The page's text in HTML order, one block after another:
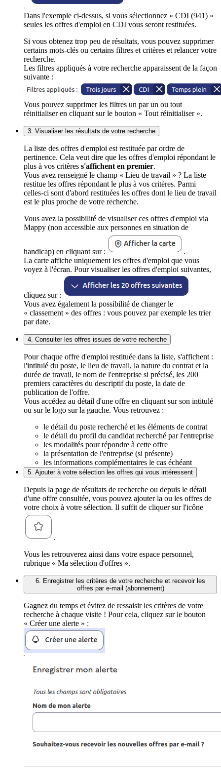
Dans l'exemple ci-dessus, si vous sélectionnez « CDI (941) »
seules les offres d'emploi en CDI vous seront restituées.
Si vous obtenez trop peu de résultats, vous pouvez supprimer
certains mots-clés ou certains filtres et critères et relancer votre
recherche.
Les filtres appliqués à votre recherche apparaissent de la façon
suivante :
Vous pouvez supprimer les filtres un par un ou tout
réinitialiser en cliquant sur le bouton « Tout réinitialiser ».
3. Visualiser les résultats de votre recherche
La liste des offres d'emploi est restituée par ordre de
pertinence. Cela veut dire que les offres d'emploi répondant le
plus à vos critères s'affichent en premier.
Vous avez renseigné le champ « Lieu de travail » ? La liste
restitue les offres répondant le plus à vos critères. Parmi
celles-ci sont d'abord restituées les offres dont le lieu de travail
est le plus proche de votre recherche.
Vous avez la possibilité de visualiser ces offres d'emploi via
Mappy (non accessible aux personnes en situation de
handicap) en cliquant sur :
.
La carte affiche uniquement les offres d'emploi que vous
voyez à l'écran. Pour visualiser les offres d'emploi suivantes,
cliquez sur :
Vous avez également la possibilité de changer le
« classement » des offres : vous pouvez par exemple les trier
par date.
4. Consulter les offres issues de votre recherche
Pour chaque offre d'emploi restituée dans la liste, s'affichent :
l'intitulé du poste, le lieu de travail, la nature du contrat et la
durée de travail, le nom de l'entreprise si précisé, les 200
premiers caractères du descriptif du poste, la date de
publication de l'offre.
Vous accédez au détail d'une offre en cliquant sur son intitulé
ou sur le logo sur la gauche. Vous retrouvez :
le détail du poste recherché et les éléments de contrat
le détail du profil du candidat recherché par l'entreprise
les modalités pour répondre à cette offre
la présentation de l'entreprise (si présente)
les informations complémentaires le cas échéant
5. Ajouter à votre sélection les offres qui vous intéressent
Depuis la page de résultats de recherche ou depuis le détail
d'une offre consultée, vous pouvez ajouter la ou les offres de
votre choix à votre sélection. Il suffit de cliquer sur l'icône
.
Vous les retrouverez ainsi dans votre espace personnel,
rubrique « Ma sélection d'offres ».
6. Enregistrer les critères de votre recherche et recevoir les
offres par e-mail (abonnement)
Gagnez du temps et évitez de ressaisir les critères de votre
recherche à chaque visite ! Pour cela, cliquez sur le bouton
« Créer une alerte » :